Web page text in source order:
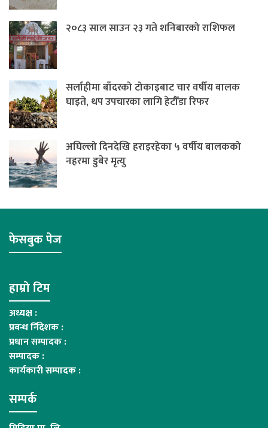
२०८३ साल साउन २३ गते शनिबारको राशिफल
सर्लाहीमा बाँदरको टोकाइबाट चार वर्षीय बालक
घाइते, थप उपचारका लागि हेटौँडा रिफर
अघिल्लो दिनदेखि हराइरहेका ५ वर्षीय बालकको
नहरमा डुबेर मृत्यु
फेसबुक पेज
हाम्रो टिम
अध्यक्ष :
प्रबन्ध र्निदेशक :
प्रधान सम्पादक :
सम्पादक :
कार्यकारी सम्पादक :
सम्पर्क